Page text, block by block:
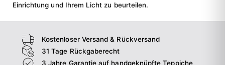
Einrichtung und Ihrem Licht zu beurteilen.
Kostenloser Versand & Rückversand
31 Tage Rückgaberecht
3 Jahre Garantie auf handgeknüpfte Teppiche